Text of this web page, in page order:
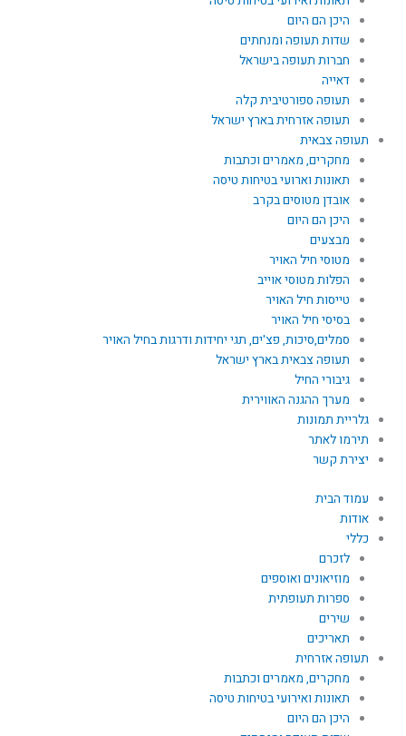
היכן הם היום
שדות תעופה ומנחתים
חברות תעופה בישראל
דאייה
תעופה ספורטיבית קלה
תעופה אזרחית בארץ ישראל
תעופה צבאית
מחקרים, מאמרים וכתבות
תאונות וארועי בטיחות טיסה
אובדן מטוסים בקרב
היכן הם היום
מבצעים
מטוסי חיל האויר
הפלות מטוסי אוייב
טייסות חיל האויר
בסיסי חיל האויר
סמלים,סיכות, פצ'ים, תגי יחידות ודרגות בחיל האויר
תעופה צבאית בארץ ישראל
גיבורי החיל
מערך ההגנה האווירית
גלריית תמונות
תירמו לאתר
יצירת קשר
עמוד הבית
אודות
כללי
לזכרם
מוזיאונים ואוספים
ספרות תעופתית
שירים
תאריכים
תעופה אזרחית
מחקרים, מאמרים וכתבות
תאונות ואירועי בטיחות טיסה
היכן הם היום